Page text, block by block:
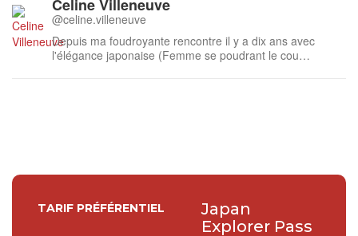
Celine Villeneuve
@celine.villeneuve
Depuis ma foudroyante rencontre il y a dix ans avec
l'élégance japonaise (Femme se poudrant le cou
TARIF PRÉFÉRENTIEL
Japan
Explorer Pass